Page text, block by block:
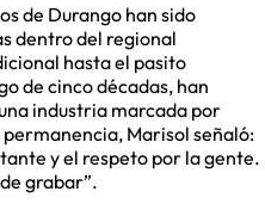
de Durango han sido
dentro del regional
hasta el pasito
de cinco décadas, han
industria marcada por
Marisol señaló:
y el respeto por la gente.
grabar”.